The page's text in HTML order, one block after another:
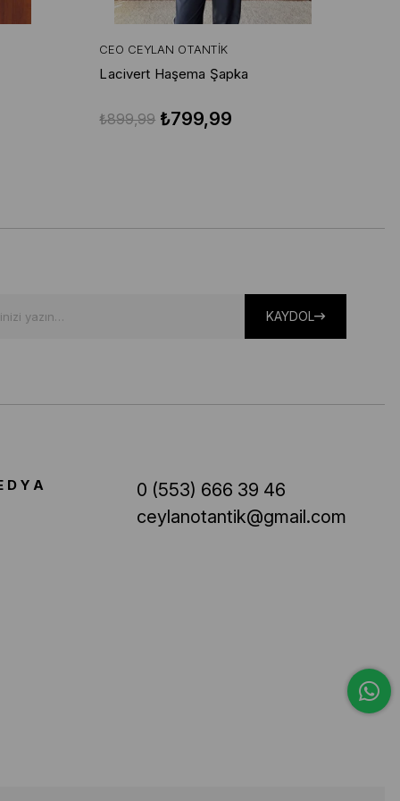
CEO CEYLAN OTANTIK
Lacivert Haşema Şapka
₺799,99
₺899,99
KAYDOL
0 (553) 666 39 46
ceylanotantik@gmail.com